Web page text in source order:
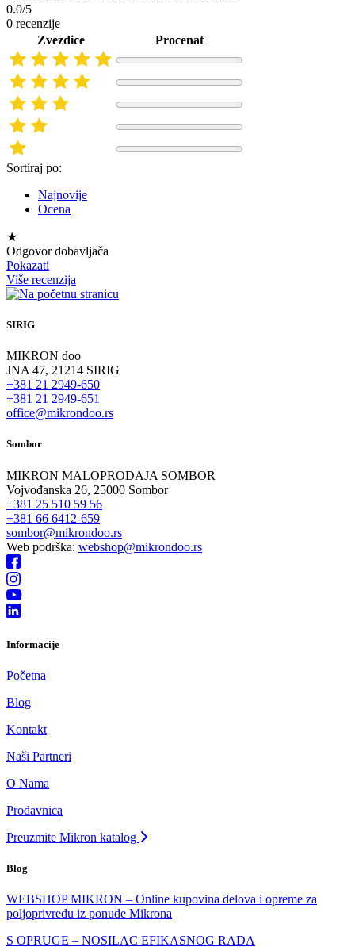
0.0/5
0 recenzije
Zvezdice
Procenat
Sortiraj po:
Najnovije
Ocena
★
Odgovor dobavljača
Pokazati
Više recenzija
SIRIG
MIKRON doo
JNA 47, 21214 SIRIG
+381 21 2949-650
+381 21 2949-651
office@mikrondoo.rs
Sombor
MIKRON MALOPRODAJA SOMBOR
Vojvođanska 26, 25000 Sombor
+381 25 510 59 56
+381 66 6412-659
sombor@mikrondoo.rs
Web podrška: webshop@mikrondoo.rs
Informacije
Početna
Blog
Kontakt
Naši Partneri
O Nama
Prodavnica
Preuzmite Mikron katalog
Blog
WEBSHOP MIKRON – Online kupovina delova i opreme za
poljoprivredu iz ponude Mikrona
S OPRUGE – NOSILAC EFIKASNOG RADA